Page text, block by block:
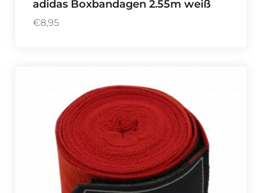
adidas Boxbandagen 2.55m weiß
€8,95